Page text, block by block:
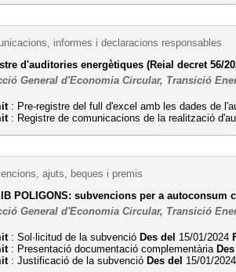
informes i declaracions responsables
d'auditories energètiques (Reial decret 56/
General d'Economia Circular, Transició
: Pre-registre del full d'excel amb les dades de
: Registre de comunicacions de la realització
ajuts, beques i premis
POLIGONS: subvencions per a
General d'Economia Circular, Transició
: Sol·licitud de la subvenció Des del 15/01/2024
: Presentació documentació complementària
: Justificació de la subvenció Des del 15/01/